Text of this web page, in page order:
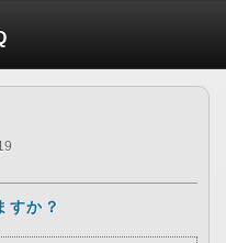
すか？